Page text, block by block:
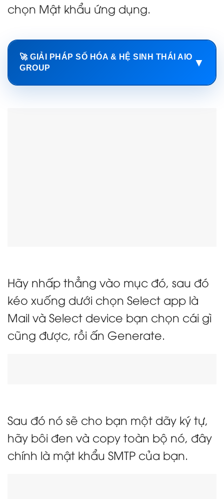
chọn Mật khẩu ứng dụng.
🚀 GIẢI PHÁP SỐ HÓA & HỆ SINH THÁI AIO
GROUP
▼
Hãy nhấp thẳng vào mục đó, sau đó
kéo xuống dưới chọn Select app là
Mail và Select device bạn chọn cái gì
cũng được, rồi ấn Generate.
Sau đó nó sẽ cho bạn một dãy ký tự,
hãy bôi đen và copy toàn bộ nó, đây
chính là mật khẩu SMTP của bạn.